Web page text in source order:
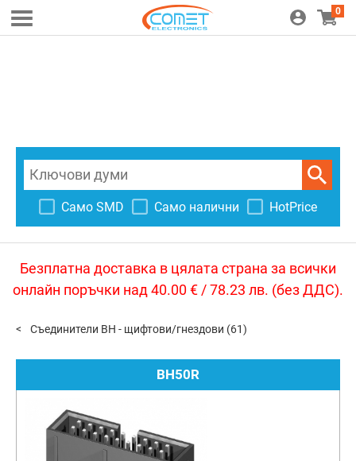
0
Само SMD Само налични HotPrice
Безплатна доставка в цялата страна за всички
онлайн поръчки над 40.00 € / 78.23 лв. (без ДДС).
Съединители BH - щифтови/гнездови (61)
BH50R